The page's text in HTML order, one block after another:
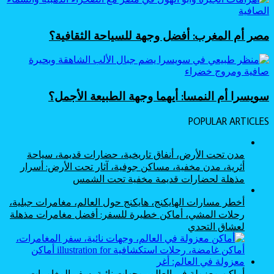
مصر أم المغرب: أفضل وجهة للسياحة الثقافية؟
سويسرا أم النمسا: أيهما وجهة الطبيعة الأجمل؟
POPULAR ARTICLES
مدن تحت الأرض، أنفاق تاريخية، حضارات قديمة، سياحة
أثرية، مدن مخفية، مساكن جوفية، آثار تحت الأرض: أسرار
مذهلة لحضارات قديمة مخفية تحت الشمس
أخطر مسارات الهايكنج، هايكنج حول العالم، مغامرات جبلية،
رحلات المشي، أماكن خطيرة للسفر: أفضل مغامرات مذهلة
لعشاق التحدي